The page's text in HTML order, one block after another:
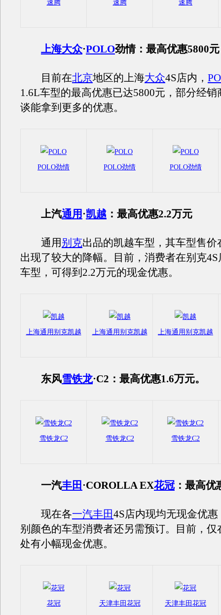
速腾 速腾 速腾
上海大众·POLO劲情：最高优惠5800元
目前在北京地区的上海大众4S店内，
1.6L车型的最高优惠已达5800元，部分经
谈能拿到更多的优惠。
POLO劲情 POLO劲情 POLO劲情
上汽通用·凯越 ：最高优惠2.2万元
通用别克出品的凯越车型，其车型售价
出现了较大的降幅。目前，消费者在别克
车型，可得到2.2万元的现金优惠。
上海通用别克凯越 上海通用别克凯越 上海通用别克凯越
东风雪铁龙·C2：最高优惠1.6万元。
雪铁龙C2 雪铁龙C2 雪铁龙C2
一汽丰田 ·COROLLA EX花冠：最高优
现在各一汽丰田4S店内现均无现金优
别颜色的车型消费者还另需预订。目前，仅
处有小幅现金优惠。
花冠 天津丰田花冠 天津丰田花冠